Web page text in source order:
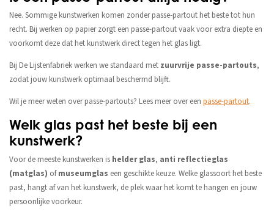
Nee. Sommige kunstwerken komen zonder passe-partout het beste tot hun
recht. Bij werken op papier zorgt een passe-partout vaak voor extra diepte en
voorkomt deze dat het kunstwerk direct tegen het glas ligt.
Bij De Lijstenfabriek werken we standaard met zuurvrije passe-partouts,
zodat jouw kunstwerk optimaal beschermd blijft.
Wil je meer weten over passe-partouts? Lees meer over een passe-partout.
Welk glas past het beste bij een
kunstwerk?
Voor de meeste kunstwerken is helder glas, anti reflectieglas
(matglas) ofmuseumglas een geschikte keuze. Welke glassoort het beste
past, hangt af van het kunstwerk, de plek waar het komt te hangen en jouw
persoonlijke voorkeur.